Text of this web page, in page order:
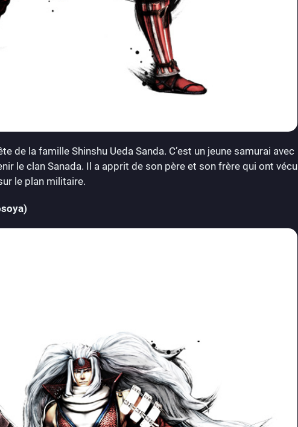
de la famille Shinshu Ueda Sanda. C’est un jeune samurai avec
le clan Sanada. Il a apprit de son père et son frère qui ont vécu
le plan militaire.